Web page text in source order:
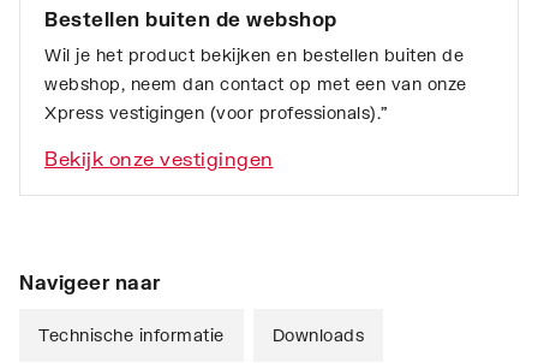
Bestellen buiten de webshop
Wil je het product bekijken en bestellen buiten de
webshop, neem dan contact op met een van onze
Xpress vestigingen (voor professionals).”
Bekijk onze vestigingen
Navigeer naar
Technische informatie Downloads